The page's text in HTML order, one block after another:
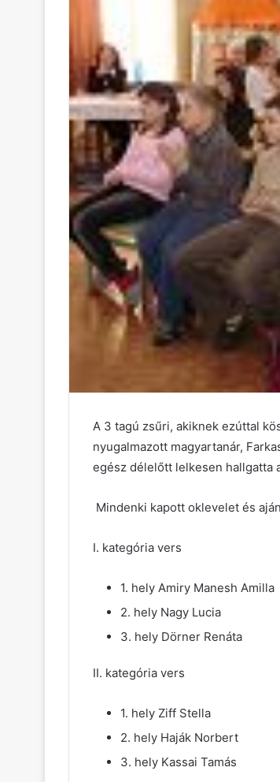
A 3 tagú zsűri, akiknek ezúttal
nyugalmazott magyartanár,
egész délelőtt lelkesen hallgatta
Mindenki kapott oklevelet és
I. kategória vers
1. hely Amiry Manesh Amilla
2. hely Nagy Lucia
3. hely Dörner Renáta
II. kategória vers
1. hely Ziff Stella
2. hely Haják Norbert
3. hely Kassai Tamás